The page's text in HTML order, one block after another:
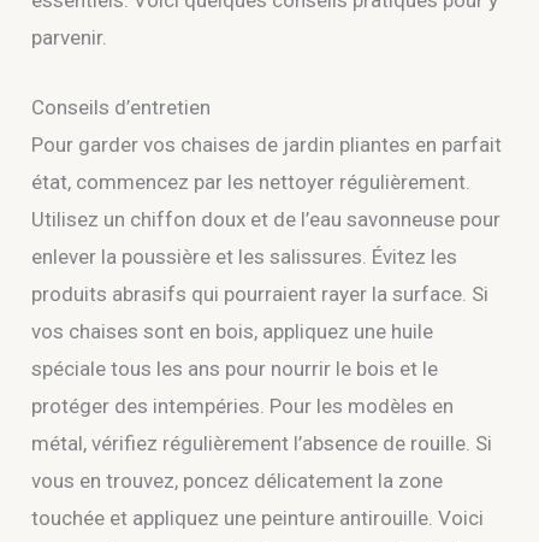
parvenir.
Conseils d’entretien
Pour garder vos chaises de jardin pliantes en parfait
état, commencez par les nettoyer régulièrement.
Utilisez un chiffon doux et de l’eau savonneuse pour
enlever la poussière et les salissures. Évitez les
produits abrasifs qui pourraient rayer la surface. Si
vos chaises sont en bois, appliquez une huile
spéciale tous les ans pour nourrir le bois et le
protéger des intempéries. Pour les modèles en
métal, vérifiez régulièrement l’absence de rouille. Si
vous en trouvez, poncez délicatement la zone
touchée et appliquez une peinture antirouille. Voici